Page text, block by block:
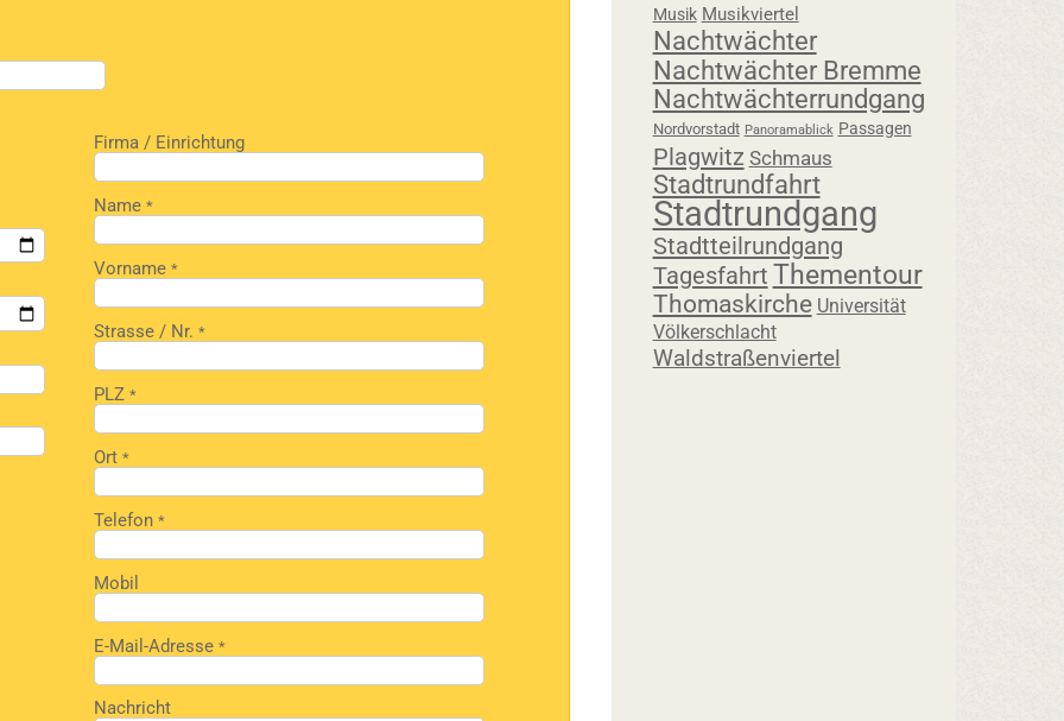
Firma / Einrichtung
Name *
Vorname *
Strasse / Nr. *
PLZ *
Ort *
Telefon *
Mobil
E-Mail-Adresse *
Nachricht
Musik Musikviertel
Nachtwächter
Nachtwächter Bremme
Nachtwächterrundgang
Nordvorstadt Panoramablick Passagen
Plagwitz Schmaus
Stadtrundfahrt
Stadtrundgang
Stadtteilrundgang
Tagesfahrt Thementour
Thomaskirche Universität
Völkerschlacht
Waldstraßenviertel